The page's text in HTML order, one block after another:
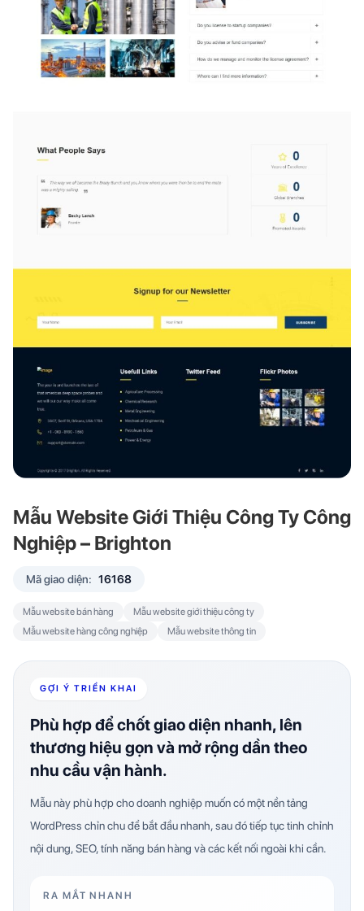
Mẫu Website Giới Thiệu Công Ty Công
Nghiệp – Brighton
Mã giao diện: 16168
Mẫu website bán hàng
Mẫu website giới thiệu công ty
Mẫu website hàng công nghiệp
Mẫu website thông tin
GỢI Ý TRIỂN KHAI
Phù hợp để chốt giao diện nhanh, lên
thương hiệu gọn và mở rộng dần theo
nhu cầu vận hành.
Mẫu này phù hợp cho doanh nghiệp muốn có một nền tảng
WordPress chỉn chu để bắt đầu nhanh, sau đó tiếp tục tinh chỉnh
nội dung, SEO, tính năng bán hàng và các kết nối ngoài khi cần.
RA MẮT NHANH